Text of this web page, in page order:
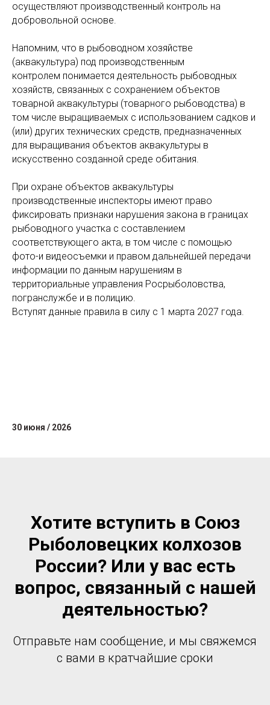
осуществляют производственный контроль на
добровольной основе.
Напомним, что в рыбоводном хозяйстве
(аквакультура) под производственным
контролем понимается деятельность рыбоводных
хозяйств, связанных с сохранением объектов
товарной аквакультуры (товарного рыбоводства) в
том числе выращиваемых с использованием садков и
(или) других технических средств, предназначенных
для выращивания объектов аквакультуры в
искусственно созданной среде обитания.
При охране объектов аквакультуры
производственные инспекторы имеют право
фиксировать признаки нарушения закона в границах
рыбоводного участка с составлением
соответствующего акта, в том числе с помощью
фото-и видеосъемки и правом дальнейшей передачи
информации по данным нарушениям в
территориальные управления Росрыболовства,
погранслужбе и в полицию.
Вступят данные правила в силу с 1 марта 2027 года.
30 июня / 2026
Хотите вступить в Союз
Рыболовецких колхозов
России? Или у вас есть
вопрос, связанный с нашей
деятельностью?
Отправьте нам сообщение, и мы свяжемся
с вами в кратчайшие сроки